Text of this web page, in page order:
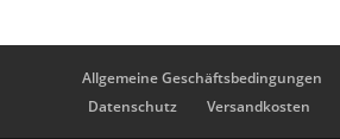
Allgemeine Geschäftsbedingungen
Datenschutz
Versandkosten